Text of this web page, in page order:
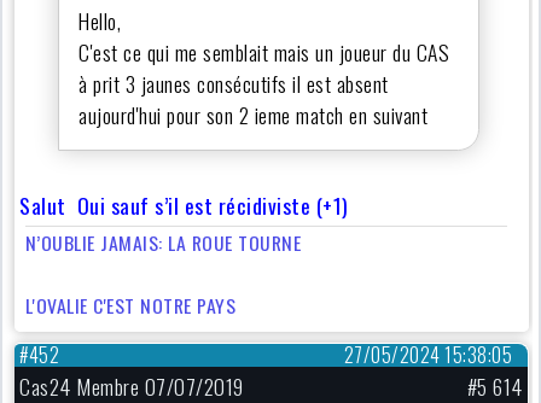
Hello,
C'est ce qui me semblait mais un joueur du CAS
à prit 3 jaunes consécutifs il est absent
aujourd'hui pour son 2 ieme match en suivant
Salut Oui sauf s’il est récidiviste (+1)
N’OUBLIE JAMAIS: LA ROUE TOURNE
L'OVALIE C'EST NOTRE PAYS
27/05/2024 15:38:05
#452
Cas24 Membre 07/07/2019 #5 614